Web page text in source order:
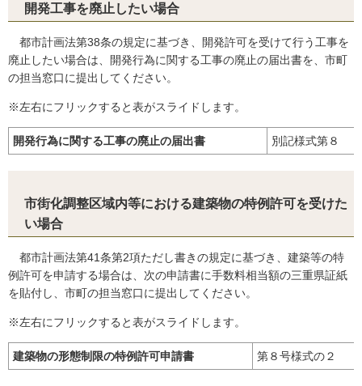
開発工事を廃止したい場合
都市計画法第38条の規定に基づき、開発許可を受けて行う工事を
廃止したい場合は、開発行為に関する工事の廃止の届出書を、市町
の担当窓口に提出してください。
※左右にフリックすると表がスライドします。
開発行為に関する工事の廃止の届出書 別記様式第８
市街化調整区域内等における建築物の特例許可を受けた
い場合
都市計画法第41条第2項ただし書きの規定に基づき、建築等の特
例許可を申請する場合は、次の申請書に手数料相当額の三重県証紙
を貼付し、市町の担当窓口に提出してください。
※左右にフリックすると表がスライドします。
建築物の形態制限の特例許可申請書 第８号様式の２